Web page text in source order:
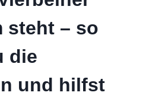
steht – so
die
und hilfst